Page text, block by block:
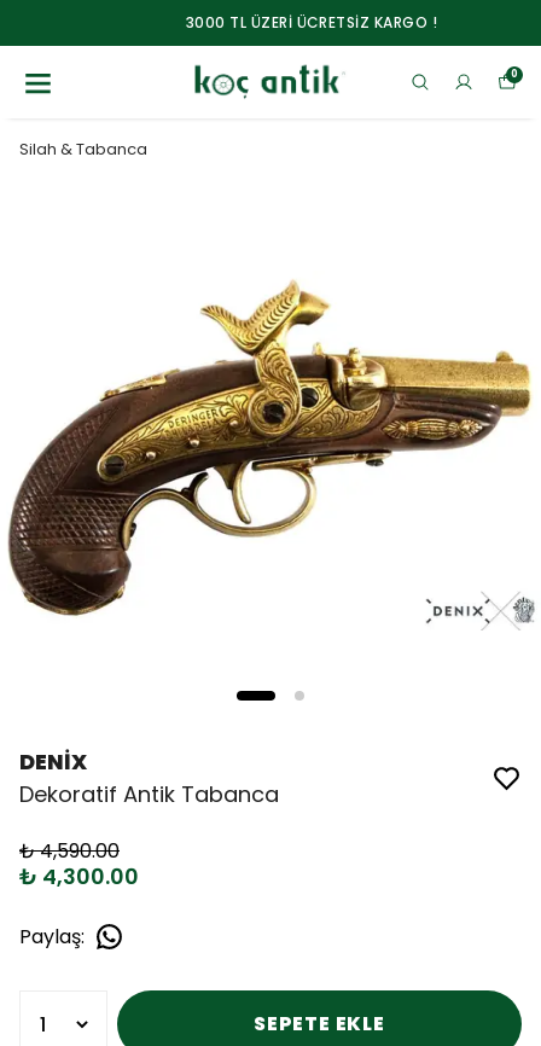
3000 TL ÜZERİ ÜCRETSİZ KARGO !
0
Silah & Tabanca
DENİX
Dekoratif Antik Tabanca
₺ 4,590.00
₺ 4,300.00
Paylaş:
SEPETE EKLE